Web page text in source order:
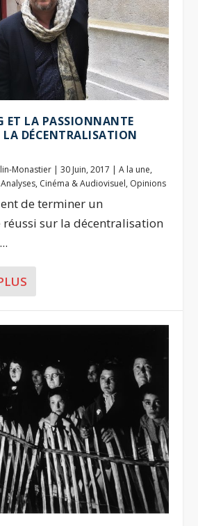
ET LA PASSIONNANTE
LA DÉCENTRALISATION
Monastier |30 Juin, 2017 |A la une,
Analyses, Cinéma & Audiovisuel, Opinions
de terminer un
sur la décentralisation